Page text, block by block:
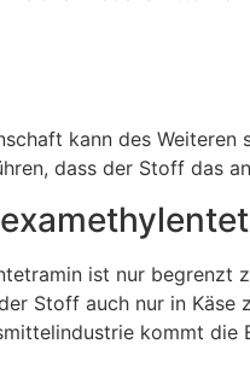
kann des
dass der Stoff das
ist nur begrenzt
Stoff auch nur in Käse
kommt die